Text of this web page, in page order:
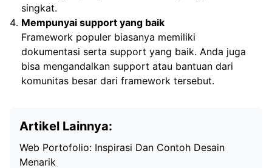
singkat.
Mempunyai support yang baik
Framework populer biasanya memiliki
dokumentasi serta support yang baik. Anda juga
bisa mengandalkan support atau bantuan dari
komunitas besar dari framework tersebut.
Artikel Lainnya:
Web Portofolio: Inspirasi Dan Contoh Desain
Menarik